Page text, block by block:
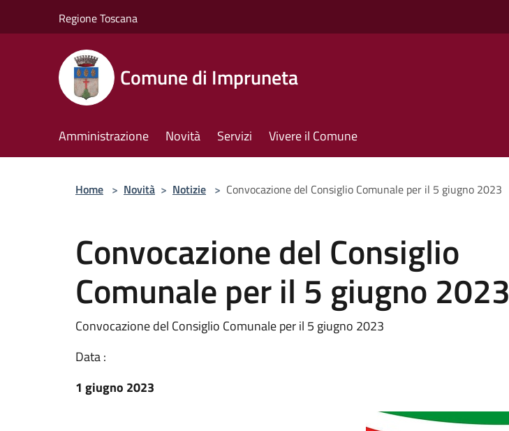
Regione Toscana
Comune di Impruneta
Amministrazione Novità Servizi Vivere il Comune
Home > Novità > Notizie > Convocazione del Consiglio Comunale per il 5 giugno 2023
Convocazione del Consiglio
Comunale per il 5 giugno 2023
Convocazione del Consiglio Comunale per il 5 giugno 2023
Data :
1 giugno 2023